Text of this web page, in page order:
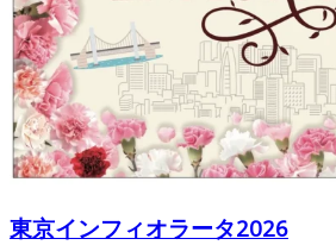
東京インフィオラータ2026